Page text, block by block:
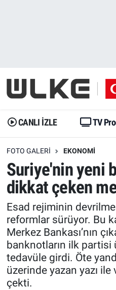
CANLI İZLE TV
FOTO GALERI EKONOMI
Suriye'nin yeni
dikkat çeken
Esad rejiminin
reformlar sürüyor. Bu
Merkez Bankası’nın
banknotların ilk partisi
tedavüle girdi. Öte
üzerinde yazan yazı
çekti.
Gündem
Dünya
Erişim Bilgileri
Ekonomi
Trend
Özel Haberler
Yazarlar
Gündem
Trend
Erişim Bilgileri
Spor
Ekonomi
Dünya
Medya
İstanbul Namaz
Trafik Durumu
Erişim Bilgileri
Tüm Manşetler
Son Dakika Haberleri
Haber Arşivi